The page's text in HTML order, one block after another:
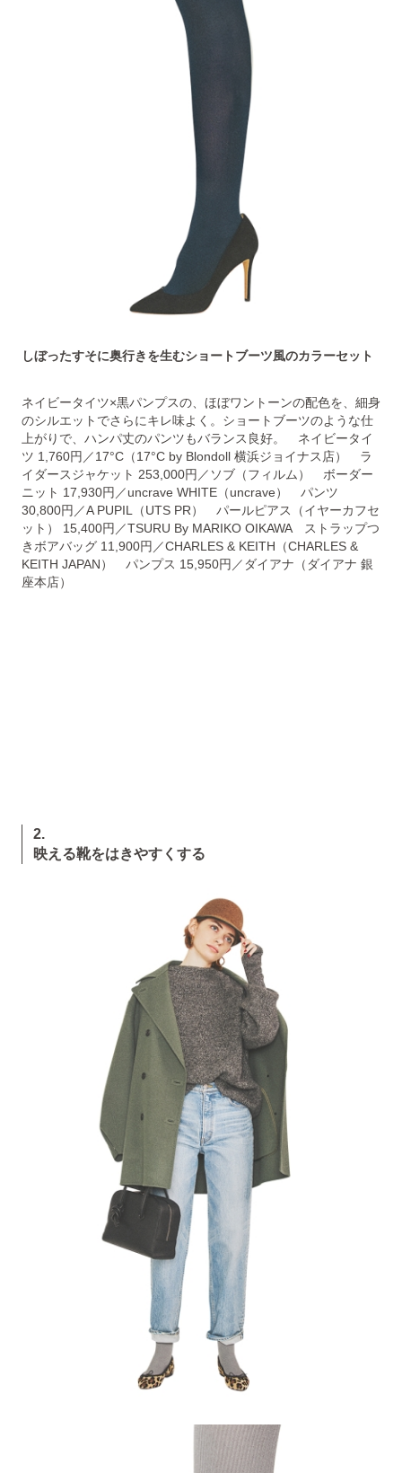
しぼったすそに奥行きを生むショートブーツ風のカラーセット
ネイビータイツ×黒パンプスの、ほぼワントーンの配色を、細身
のシルエットでさらにキレ味よく。ショートブーツのような仕
上がりで、ハンパ丈のパンツもバランス良好。 ネイビータイ
ツ 1,760円／17°C（17°C by Blondoll 横浜ジョイナス店） ラ
イダースジャケット 253,000円／ソブ（フィルム） ボーダー
ニット 17,930円／uncrave WHITE（uncrave） パンツ
30,800円／A PUPIL（UTS PR） パールピアス（イヤーカフセ
ット） 15,400円／TSURU By MARIKO OIKAWA ストラップつ
きボアバッグ 11,900円／CHARLES & KEITH（CHARLES &
KEITH JAPAN） パンプス 15,950円／ダイアナ（ダイアナ 銀
座本店）
2.
映える靴をはきやすくする